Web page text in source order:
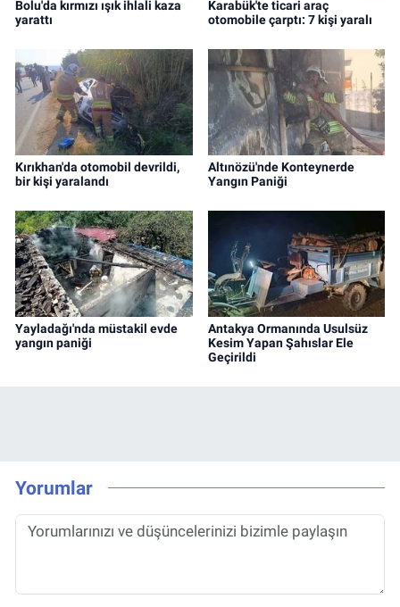
Bolu'da kırmızı ışık ihlali kaza
yarattı
Karabük'te ticari araç
otomobile çarptı: 7 kişi yaralı
Kırıkhan'da otomobil devrildi,
bir kişi yaralandı
Altınözü'nde Konteynerde
Yangın Paniği
Yayladağı'nda müstakil evde
yangın paniği
Antakya Ormanında Usulsüz
Kesim Yapan Şahıslar Ele
Geçirildi
Yorumlar